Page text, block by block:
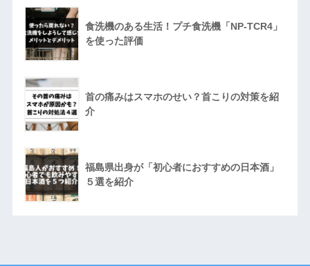
食洗機のある生活！プチ食洗機「NP-TCR4」
を使った評価
首の痛みはスマホのせい？首こりの対策を紹
介
福島県出身が「初心者におすすめの日本酒」
５選を紹介